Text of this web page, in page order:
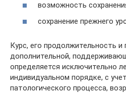
возможность
сохранение прежнего
Курс, его продолжительность и
дополнительной,
определяется исключительно
индивидуальном порядке, с
патологического процесса,